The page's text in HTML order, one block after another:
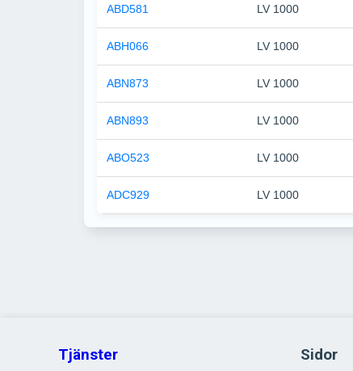
ABD581 LV 1000
ABH066 LV 1000
ABN873 LV 1000
ABN893 LV 1000
ABO523 LV 1000
ADC929 LV 1000
Tjänster Sidor